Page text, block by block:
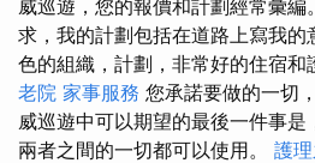
威巡遊，您的報價和計劃經常彙編
求，我的計劃包括在道路上寫我的
色的組織，計劃，非常好的住宿和
老院 家事服務 您承諾要做的一切
威巡遊中可以期望的最後一件事是
兩者之間的一切都可以使用。 護